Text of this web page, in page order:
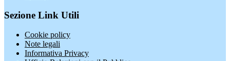
Sezione Link Utili
Cookie policy
Note legali
Informativa Privacy